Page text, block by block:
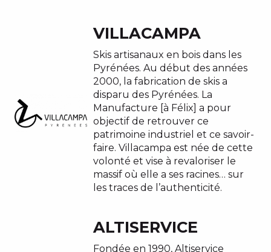
VILLACAMPA
Skis artisanaux en bois dans les
Pyrénées. Au début des années
2000, la fabrication de skis a
disparu des Pyrénées. La
Manufacture [à Félix] a pour
objectif de retrouver ce
patrimoine industriel et ce savoir-
faire. Villacampa est née de cette
volonté et vise à revaloriser le
massif où elle a ses racines… sur
les traces de l’authenticité.
ALTISERVICE
Fondée en 1990, Altiservice